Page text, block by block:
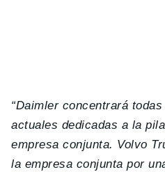
“Daimler concentrará
actuales dedicadas a la
empresa conjunta. Volvo
la empresa conjunta por